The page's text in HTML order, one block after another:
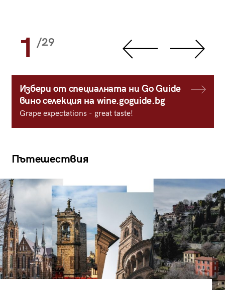
1 /29
Избери от специалната ни Go Guide
вино селекция на wine.goguide.bg
Grape expectations - great taste!
Пътешествия